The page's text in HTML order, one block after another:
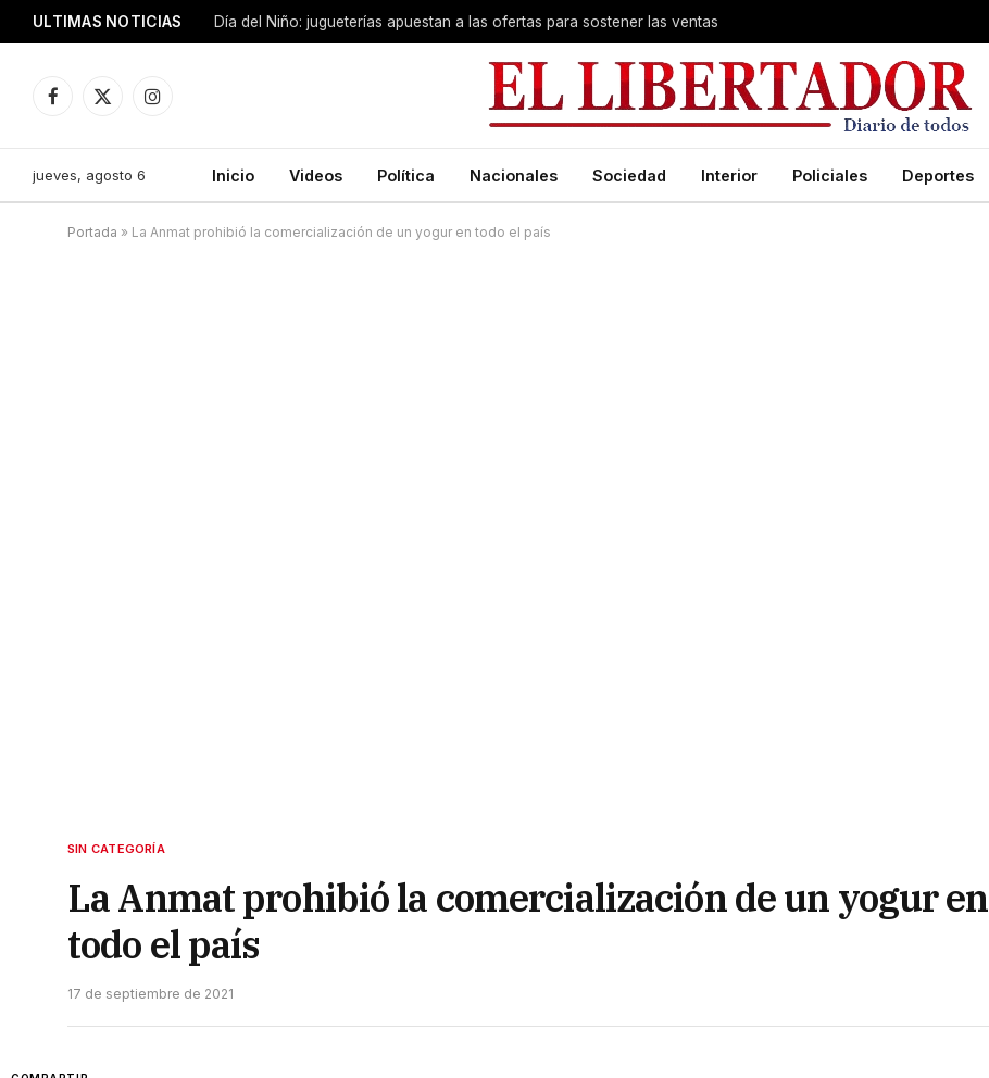
ULTIMAS NOTICIAS Día del Niño: jugueterías apuestan a las ofertas para sostener las ventas
Facebook
X
Instagram
jueves, agosto 6 Inicio Videos Política Nacionales Sociedad Interior Policiales Deportes
Portada » La Anmat prohibió la comercialización de un yogur en todo el país
SIN CATEGORÍA
La Anmat prohibió la comercialización de un yogur en
todo el país
17 de septiembre de 2021